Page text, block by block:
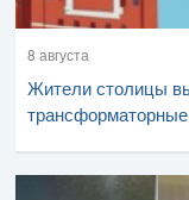
8 августа
Жители столицы